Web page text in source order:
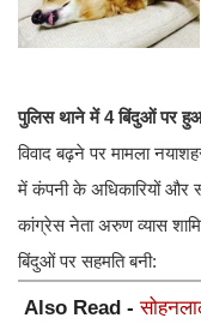
पुलिस थाने में 4 बिंदुओं पर
विवाद बढ़ने पर मामला
में कंपनी के अधिकारियों और
कांग्रेस नेता अरुण व्यास
बिंदुओं पर सहमति बनी:
Also Read -